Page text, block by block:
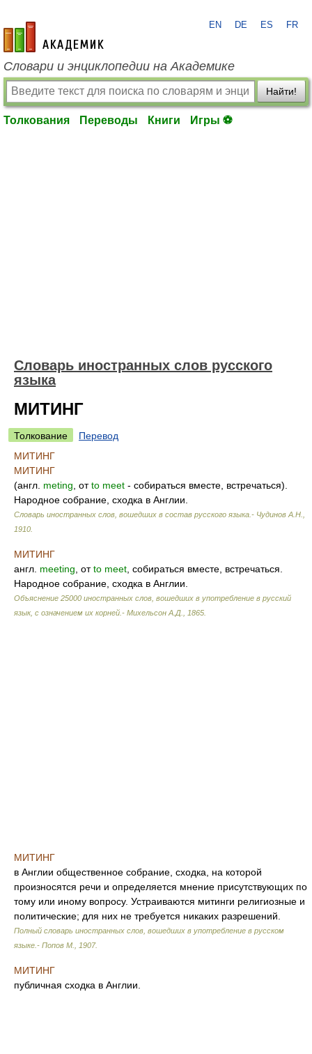
academic.ru
EN DE ES FR
Словари и энциклопедии на Академике
Найти!
Толкования Переводы Книги Игры ⚽
Словарь иностранных слов русского
языка
МИТИНГ
Толкование
Перевод
МИТИНГ
МИТИНГ
(англ. meting , отto meet - собираться вместе, встречаться).
Народное собрание, сходка в Англии.
Словарь иностранных слов, вошедших в состав русского языка.- Чудинов А.Н.
1910
МИТИНГ
англ. meeting , отto meet , собираться вместе, встречаться.
Народное собрание, сходка в Англии.
Объяснение 25000 иностранных слов, вошедших в употребление в русский
язык, с означением их корней.- Михельсон А.Д.
1865
МИТИНГ
в Англии общественное собрание, сходка, на которой
произносятся речи и определяется мнение присутствующих по
тому или иному вопросу. Устраиваются митинги религиозные и
политические; для них не требуется никаких разрешений.
Полный словарь иностранных слов, вошедших в употребление в русском
языке.- Попов М.
1907.
МИТИНГ
публичная сходка в Англии.